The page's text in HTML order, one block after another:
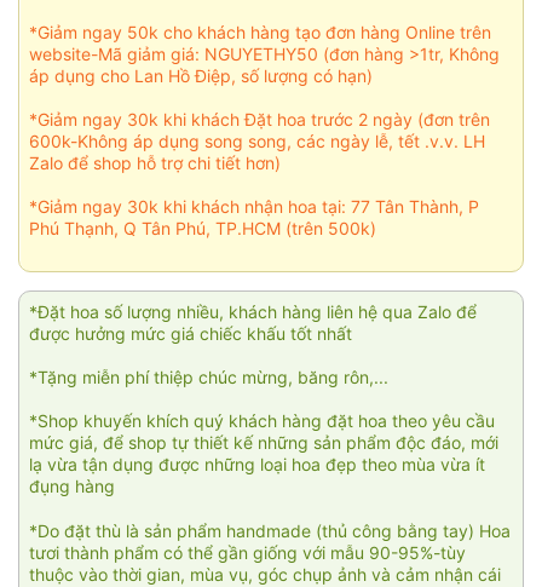
*Giảm ngay 50k cho khách hàng tạo đơn hàng Online trên
website-Mã giảm giá: NGUYETHY50 (đơn hàng >1tr, Không
áp dụng cho Lan Hồ Điệp, số lượng có hạn)
*Giảm ngay 30k khi khách Đặt hoa trước 2 ngày (đơn trên
600k-Không áp dụng song song, các ngày lễ, tết .v.v. LH
Zalo để shop hỗ trợ chi tiết hơn)
*Giảm ngay 30k khi khách nhận hoa tại: 77 Tân Thành, P
Phú Thạnh, Q Tân Phú, TP.HCM (trên 500k)
*Đặt hoa số lượng nhiều, khách hàng liên hệ qua Zalo để
được hưởng mức giá chiếc khấu tốt nhất
*Tặng miễn phí thiệp chúc mừng, băng rôn,...
*Shop khuyến khích quý khách hàng đặt hoa theo yêu cầu
mức giá, để shop tự thiết kế những sản phẩm độc đáo, mới
lạ vừa tận dụng được những loại hoa đẹp theo mùa vừa ít
đụng hàng
*Do đặt thù là sản phẩm handmade (thủ công bằng tay) Hoa
tươi thành phẩm có thể gần giống với mẫu 90-95%-tùy
thuộc vào thời gian, mùa vụ, góc chụp ảnh và cảm nhận cái